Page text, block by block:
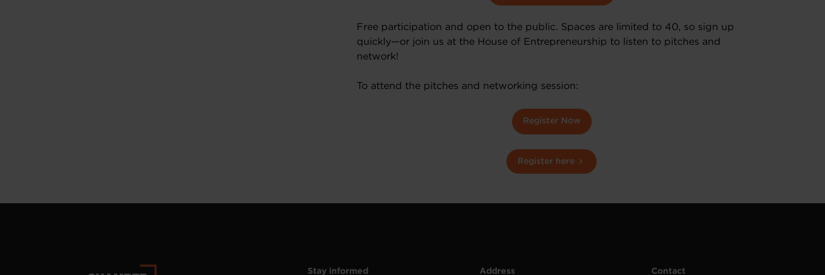
Free participation and open to the public. Spaces are limited to 40, so sign up
quickly—or join us at the House of Entrepreneurship to listen to pitches and
network!
To attend the pitches and networking session:
Register Now
Register here
Stay informed Address Contact